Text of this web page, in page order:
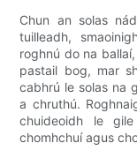
Chun an solas
tuilleadh,
roghnú do na
pastail bog, mar
cabhrú le solas na
a chruthú.
chuideoidh le
chomhchuí agus